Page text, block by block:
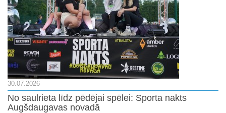
30.07.2026
No saulrieta līdz pēdējai spēlei: Sporta nakts
Augšdaugavas novadā